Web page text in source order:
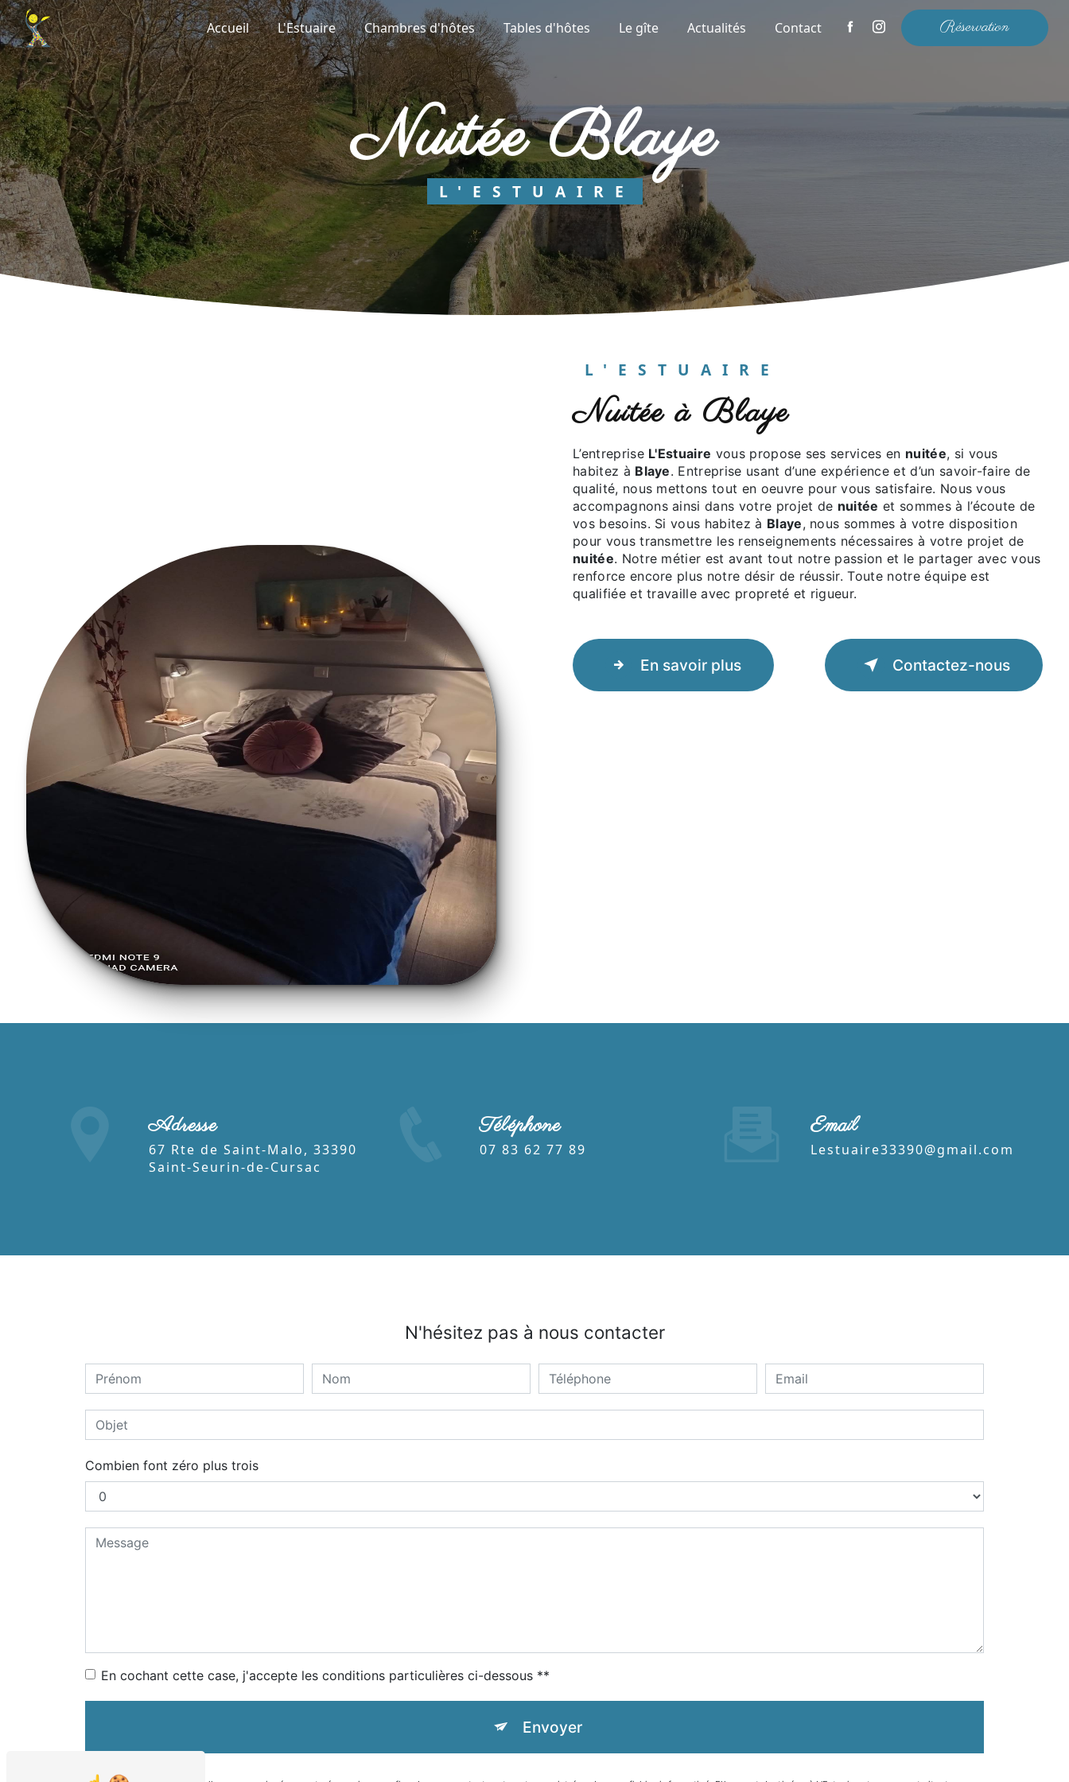
Accueil L'Estuaire Chambres d'hôtes Tables d'hôtes Le gîte Actualités Contact Réservation
nuitée Blaye
L'ESTUAIRE
L'ESTUAIRE
nuitée à Blaye
L’entreprise L'Estuaire vous propose ses services en nuitée, si vous
habitez à Blaye. Entreprise usant d’une expérience et d’un savoir-faire de
qualité, nous mettons tout en oeuvre pour vous satisfaire. Nous vous
accompagnons ainsi dans votre projet de nuitée et sommes à l’écoute de
vos besoins. Si vous habitez à Blaye, nous sommes à votre disposition
pour vous transmettre les renseignements nécessaires à votre projet de
nuitée. Notre métier est avant tout notre passion et le partager avec vous
renforce encore plus notre désir de réussir. Toute notre équipe est
qualifiée et travaille avec propreté et rigueur.
En savoir plus Contactez-nous
Adresse
67 Rte de Saint-Malo, 33390
Saint-Seurin-de-Cursac
Téléphone
07 83 62 77 89
Email
lestuaire33390@gmail.com
N'hésitez pas à nous contacter
Combien font zéro plus trois
En cochant cette case, j'accepte les conditions particulières ci-dessous **
Envoyer
Panneau de gestion des cookies